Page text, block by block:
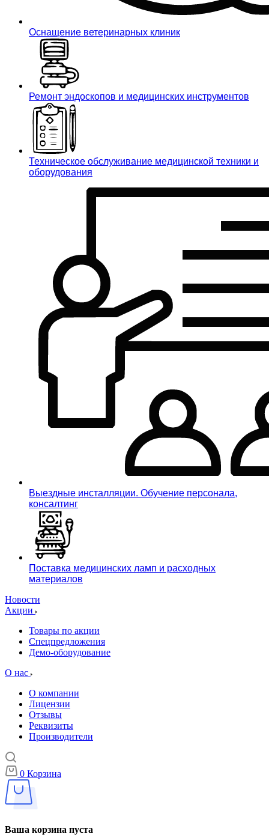
Оснащение ветеринарных клиник
Ремонт эндоскопов и медицинских инструментов
Техническое обслуживание медицинской техники и
оборудования
Выездные инсталляции. Обучение персонала,
консалтинг
Поставка медицинских ламп и расходных
материалов
Новости
Акции
Товары по акции
Спецпредложения
Демо-оборудование
О нас
О компании
Лицензии
Отзывы
Реквизиты
Производители
0 Корзина
Ваша корзина пуста